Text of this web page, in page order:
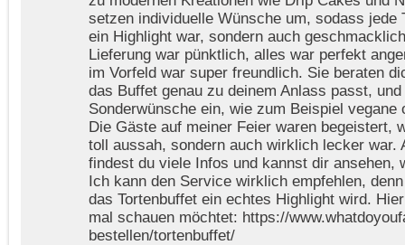
setzen individuelle Wünsche um, sodass jede
ein Highlight war, sondern auch
Lieferung war pünktlich, alles war perfekt
im Vorfeld war super freundlich. Sie beraten
das Buffet genau zu deinem Anlass passt, und
Sonderwünsche ein, wie zum Beispiel vegane
Die Gäste auf meiner Feier waren begeistert,
toll aussah, sondern auch wirklich lecker war.
findest du viele Infos und kannst dir ansehen,
Ich kann den Service wirklich empfehlen,
das Tortenbuffet ein echtes Highlight wird.
mal schauen möchtet: https://
bestellen/tortenbuffet/